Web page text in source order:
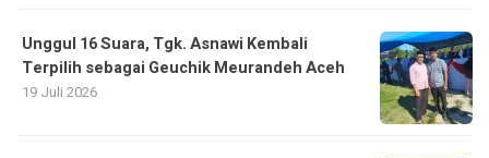
Unggul 16 Suara, Tgk. Asnawi Kembali
Terpilih sebagai Geuchik Meurandeh Aceh
19 Juli 2026